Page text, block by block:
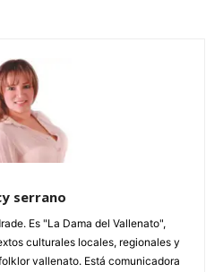
serrano
Es "La Dama del Vallenato",
culturales locales, regionales y
vallenato. Está comunicadora